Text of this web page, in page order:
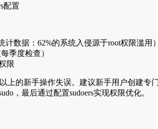
配置
计数据：62%的系统入侵源于root权限滥用）
季度检查）
限
上的新手操作失误。建议新手用户创建
，最后通过配置sudoers实现权限优化。